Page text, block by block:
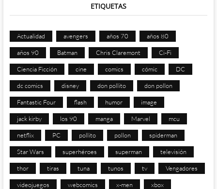
ETIQUETAS
Actualidad avengers años 70 años 80
años 90 Batman Chris Claremont Ci-Fi
Ciencia Ficción cine comics cómic DC
dc comics disney don pollito don pollon
Fantastic Four flash humor image
jack kirby los 90 manga Marvel mcu
netflix PC pollito pollon spiderman
Star Wars superhéroes superman televisión
thor tiras tuna tunos tv Vengadores
videojuegos webcomics x-men xbox